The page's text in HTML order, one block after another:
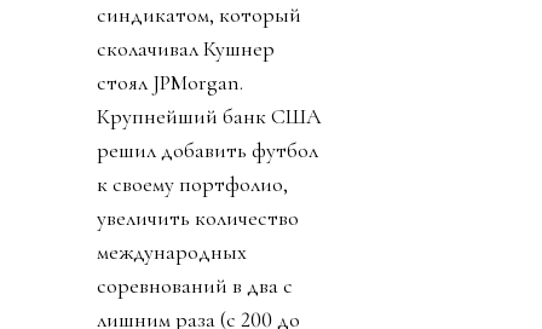
синдикатом, который
сколачивал Кушнер
стоял JPMorgan.
Крупнейший банк США
решил добавить футбол
к своему портфолио,
увеличить количество
международных
соревнований в два с
лишним раза (с 200 до